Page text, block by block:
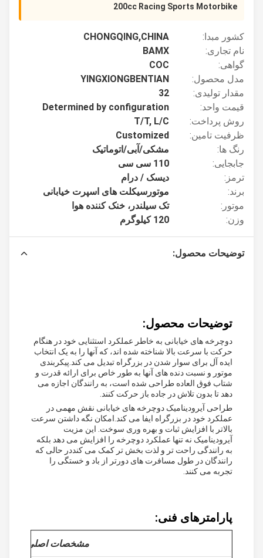
200cc Racing Sports Motorbike
کشور مبدا:
CHONGQING,CHINA
نام تجاری:
BAMX
گواهی:
COC
مدل محصول:
YINGXIONGBENTIAN
مقدار تولیدی:
قیمت واحد:
Determined by configuration
روش پرداخت:
T/T, L/C
ظرفیت تامین:
Customized
رنگ ها:
مشکی/آبی/اتوماتیک
جابجایی:
ترمز:
دیسک / درام
موتورسیکلت های اسپرت خیابانی
موتور:
تک سیلندر، خنک کننده هوا
توضیحات محصول:
توضیحات محصول:
دوچرخه های خیابانی به خاطر عملکرد استثنایی خود در هنگام
حرکت با سرعت بالا شناخته شده اند، که آنها را به یک انتخاب
ایده آل برای سوار شدن در بزرگراه تبدیل می کند.پیکربندی
موتور و نسبت دنده های آنها به طور خاص برای ارائه قدرت و
شتاب فوق العاده طراحی شده است، به رانندگان اجازه می
دهد تا بدون تلاش در جاده باز حرکت کنند.
طراحی آیرودینامیک دوچرخه های خیابانی نقش مهمی در
عملکرد خود در بزرگراه ایفا می کند.امکان نگه داشتن سرعت
بالاتر با افزایش ثبات و بهره وری سوخت. این مزیت
آیرودینامیک نه تنها عملکرد دوچرخه را افزایش می دهد بلکه
به رانندگی راحت تر و لذت بخش تر کمک می کنددر حالی که
رانندگان در طول مسافرت های دورتر از باد و خستگی را
تجربه می کنند.
پارامترهای فنی:
مشخصات اصلی